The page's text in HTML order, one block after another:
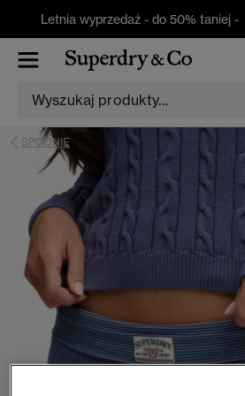
Letnia wyprzedaż - do 50% taniej -
SPODNIE